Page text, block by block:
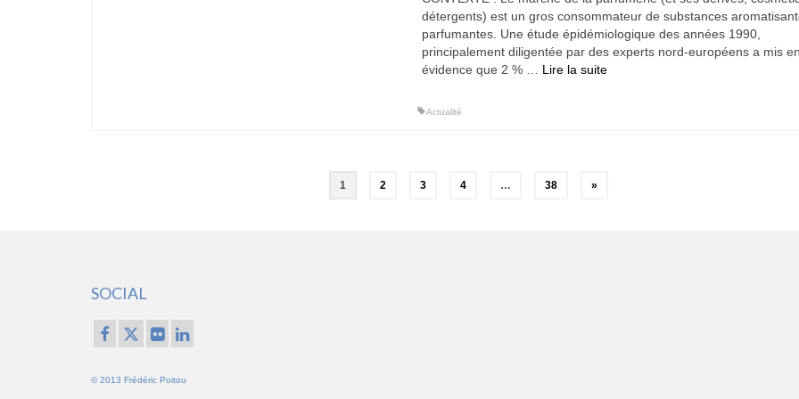
détergents) est un gros consommateur de substances
parfumantes. Une étude épidémiologique des années 1990,
principalement diligentée par des experts nord-européens a mis en
évidence que 2 % … Lire la suite­­
Actualité
1 2 3 4 … 38 »
SOCIAL
© 2013 Frédéric Poitou